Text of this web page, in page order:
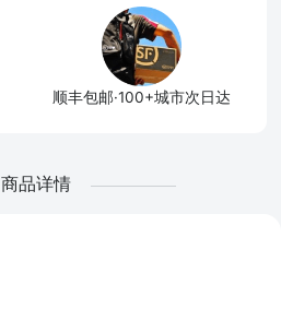
顺丰包邮·100+城市次日达
商品详情